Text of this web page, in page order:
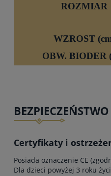
ROZMIAR
WZROST
OBW. BIODER
BEZPIECZEŃSTWO
Certyfikaty i
Posiada oznaczenie CE
Dla dzieci powyżej 3 roku